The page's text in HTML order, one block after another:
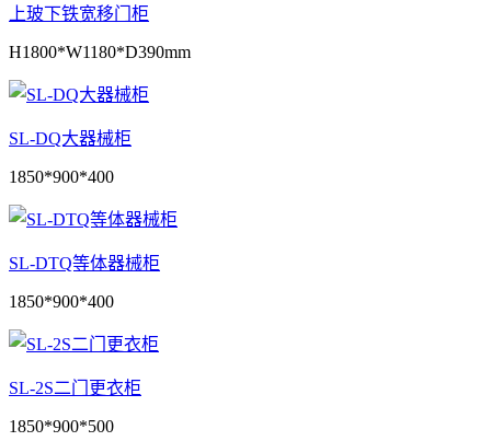
上玻下铁宽移门柜
H1800*W1180*D390mm
SL-DQ大器械柜
1850*900*400
SL-DTQ等体器械柜
1850*900*400
SL-2S二门更衣柜
1850*900*500